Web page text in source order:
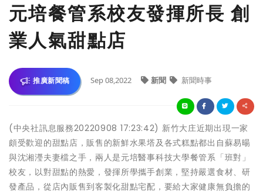
元培餐管系校友發揮所長 創
業人氣甜點店
推廣新聞稿 Sep 08,2022 新聞 新聞時事
(中央社訊息服務20220908 17:23:42) 新竹大庄近期出現一家
頗受歡迎的甜點店，販售的新鮮水果塔及各式糕點都出自蘇易暘
與沈湘瀅夫妻檔之手，兩人是元培醫事科技大學餐管系「班對」
校友，以對甜點的熱愛，發揮所學攜手創業，堅持嚴選食材、研
發產品，從店內販售到客製化甜點宅配，要給大家健康無負擔的